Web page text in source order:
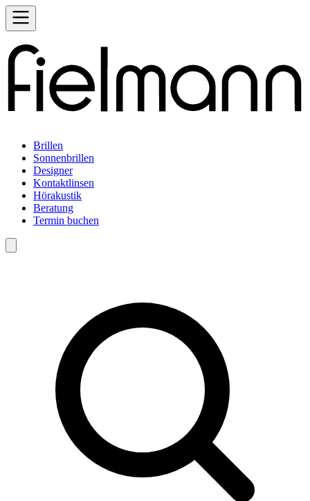
Brillen
Sonnenbrillen
Designer
Kontaktlinsen
Hörakustik
Beratung
Termin buchen